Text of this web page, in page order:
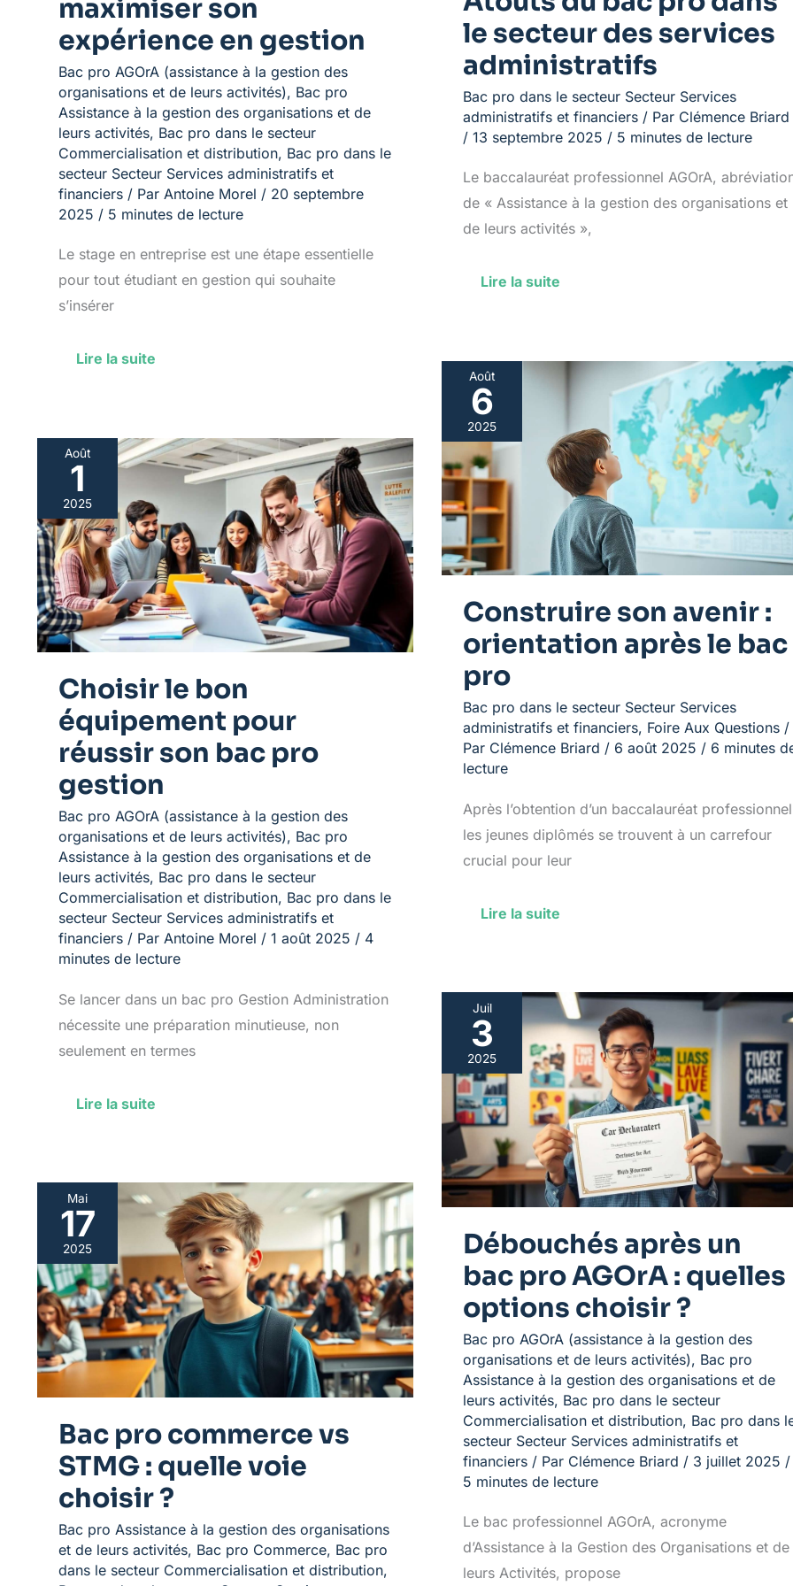
maximiser son
expérience en gestion
Bac pro AGOrA (assistance à la gestion des
organisations et de leurs activités), Bac pro
Assistance à la gestion des organisations et de
leurs activités, Bac pro dans le secteur
Commercialisation et distribution, Bac pro dans le
secteur Secteur Services administratifs et
financiers / Par Antoine Morel / 20 septembre
2025 / 5 minutes de lecture
Le stage en entreprise est une étape essentielle
pour tout étudiant en gestion qui souhaite
s’insérer
Lire la suite
le secteur des services
administratifs
Bac pro dans le secteur Secteur Services
administratifs et financiers / Par Clémence Briard
/ 13 septembre 2025 / 5 minutes de lecture
Le baccalauréat professionnel AGOrA,
de « Assistance à la gestion des organisations et
de leurs activités »,
Lire la suite
Août
6
2025
Construire son avenir :
orientation après le bac
pro
Bac pro dans le secteur Secteur Services
administratifs et financiers, Foire Aux Questions /
Par Clémence Briard / 6 août 2025 / 6 minutes
lecture
Après l’obtention d’un baccalauréat
les jeunes diplômés se trouvent à un carrefour
crucial pour leur
Construire
son
avenir
orientation
après
le
bac
pro
Lire la suite
Août
1
2025
Choisir le bon
équipement pour
réussir son bac pro
gestion
Bac pro AGOrA (assistance à la gestion des
organisations et de leurs activités), Bac pro
Assistance à la gestion des organisations et de
leurs activités, Bac pro dans le secteur
Commercialisation et distribution, Bac pro dans le
secteur Secteur Services administratifs et
financiers / Par Antoine Morel / 1 août 2025 / 4
minutes de lecture
Se lancer dans un bac pro Gestion Administration
nécessite une préparation minutieuse, non
seulement en termes
Choisir
le
bon
équipement
pour
réussir
son
bac
pro
gestion
Lire la suite
Juil
3
2025
Débouchés après un
bac pro AGOrA : quelles
options choisir ?
Bac pro AGOrA (assistance à la gestion des
organisations et de leurs activités), Bac pro
Assistance à la gestion des organisations et de
leurs activités, Bac pro dans le secteur
Commercialisation et distribution, Bac pro dans
secteur Secteur Services administratifs et
financiers / Par Clémence Briard / 3 juillet 2025 /
5 minutes de lecture
Le bac professionnel AGOrA, acronyme
d’Assistance à la Gestion des Organisations et de
leurs Activités, propose
Débouchés
après
un
bac
pro
AGOrA
quelles
options
Mai
17
2025
Bac pro commerce vs
STMG : quelle voie
choisir ?
Bac pro Assistance à la gestion des organisations
et de leurs activités, Bac pro Commerce, Bac pro
dans le secteur Commercialisation et distribution,
Bac
pro
commerce
vs
STMG
:
quelle
voie
choisir